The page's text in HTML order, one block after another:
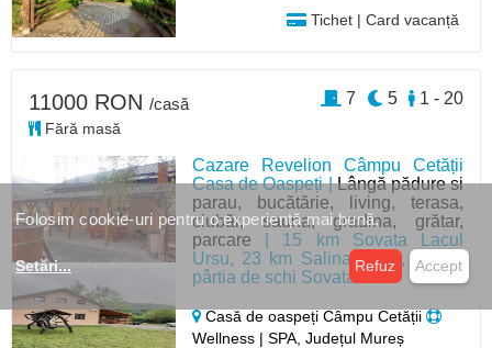
Tichet | Card vacanță
Cazare Revelion Câmpu Cetății
Casa de Oaspeți |Lângă pădure si
parau, bucătărie, living, terasa,
ciubăr, sauna, gradina, grătar,
parcare | 15 km Sovata Lacul
Ursu, 23 km Salina Praid, 16 km
pârtia de schi Sovata
Casă de oaspeți Câmpu Cetății
Wellness | SPA, Județul Mureș
11000 RON /casă
Fără masă
1 - 20
5
7
Folosim cookie-uri pentru o experiență mai bună.
Setări... Refuz Accept